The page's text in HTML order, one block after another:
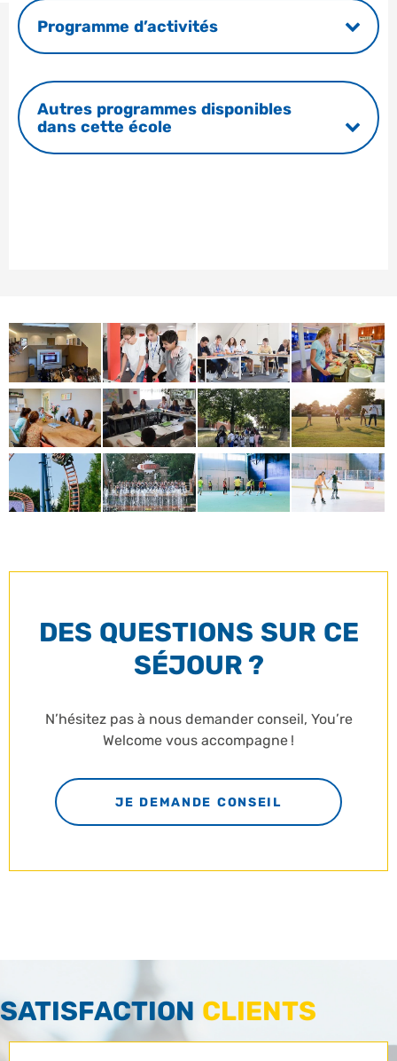
Programme d’activités
Autres programmes disponibles
dans cette école
DES QUESTIONS SUR CE
SÉJOUR ?
N’hésitez pas à nous demander conseil, You’re
Welcome vous accompagne !
JE DEMANDE CONSEIL
SATISFACTION CLIENTS